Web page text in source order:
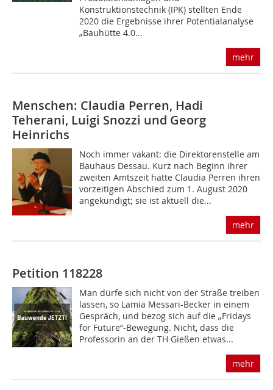
Konstruktionstechnik (IPK) stellten Ende
2020 die Ergebnisse ihrer Potentialanalyse
„Bauhütte 4.0...
mehr
Menschen: Claudia Perren, Hadi
Teherani, Luigi Snozzi und Georg
Heinrichs
Noch immer vakant: die Direktorenstelle am
Bauhaus Dessau. Kurz nach Beginn ihrer
zweiten Amtszeit hatte Claudia Perren ihren
vorzeitigen Abschied zum 1. August 2020
angekündigt; sie ist aktuell die...
mehr
Petition 118228
Man dürfe sich nicht von der Straße treiben
lassen, so Lamia Messari-Becker in einem
Gespräch, und bezog sich auf die „Fridays
for Future“-Bewegung. Nicht, dass die
Professorin an der TH Gießen etwas...
mehr